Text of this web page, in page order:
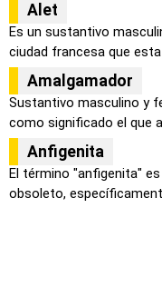
Alet
Es un sustantivo
ciudad francesa que
Amalgamador
Sustantivo masculino y
como significado el que
Anfigenita
El término "anfigenita"
obsoleto,